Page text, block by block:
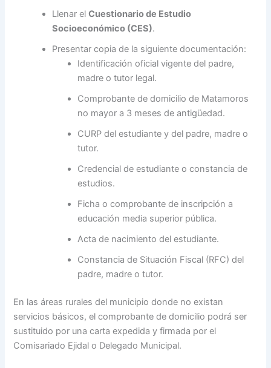
Llenar elCuestionario de Estudio
Socioeconómico (CES).
Presentar copia de la siguiente documentación:
Identificación oficial vigente del padre,
madre o tutor legal.
Comprobante de domicilio de Matamoros
no mayor a 3 meses de antigüedad.
CURP del estudiante y del padre, madre o
tutor.
Credencial de estudiante o constancia de
estudios.
Ficha o comprobante de inscripción a
educación media superior pública.
Acta de nacimiento del estudiante.
Constancia de Situación Fiscal (RFC) del
padre, madre o tutor.
En las áreas rurales del municipio donde no existan
servicios básicos, el comprobante de domicilio podrá ser
sustituido por una carta expedida y firmada por el
Comisariado Ejidal o Delegado Municipal.